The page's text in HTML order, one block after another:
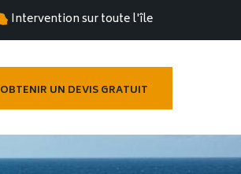
Intervention sur toute l'île
OBTENIR UN DEVIS GRATUIT